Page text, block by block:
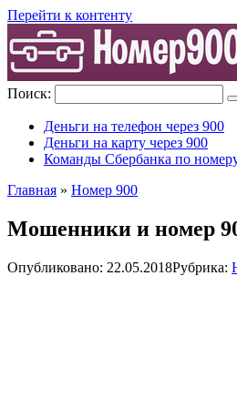
Перейти к контенту
Поиск:
Деньги на телефон через 900
Деньги на карту через 900
Команды Сбербанка по
Главная » Номер 900
Мошенники и номер
Опубликовано: 22.05.2018Рубрика: